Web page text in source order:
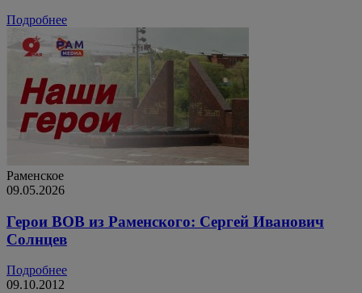
Подробнее
Раменское
09.05.2026
Герои ВОВ из Раменского: Сергей Иванович
Солнцев
Подробнее
09.10.2012